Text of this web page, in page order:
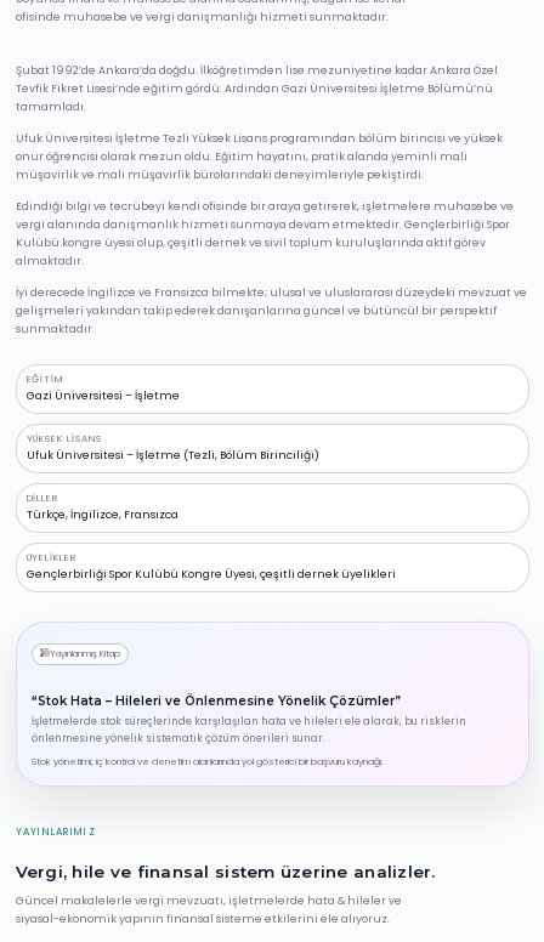
ofisinde muhasebe ve vergi danışmanlığı hizmeti sunmaktadır.
Şubat 1992’de Ankara’da doğdu. İlköğretimden lise mezuniyetine kadar Ankara Özel
Tevfik Fikret Lisesi’nde eğitim gördü. Ardından Gazi Üniversitesi İşletme Bölümü’nü
tamamladı.
Ufuk Üniversitesi İşletme Tezli Yüksek Lisans programından bölüm birincisi ve yüksek
onur öğrencisi olarak mezun oldu. Eğitim hayatını, pratik alanda yeminli mali
müşavirlik ve mali müşavirlik bürolarındaki deneyimleriyle pekiştirdi.
Edindiği bilgi ve tecrübeyi kendi ofisinde bir araya getirerek, işletmelere muhasebe ve
vergi alanında danışmanlık hizmeti sunmaya devam etmektedir. Gençlerbirliği Spor
Kulübü kongre üyesi olup, çeşitli dernek ve sivil toplum kuruluşlarında aktif görev
almaktadır.
İyi derecede İngilizce ve Fransızca bilmekte; ulusal ve uluslararası düzeydeki mevzuat ve
gelişmeleri yakından takip ederek danışanlarına güncel ve bütüncül bir perspektif
sunmaktadır.
EĞITIM
Gazi Üniversitesi – İşletme
YÜKSEK LISANS
Ufuk Üniversitesi – İşletme (Tezli, Bölüm Birinciliği)
DILLER
Türkçe, İngilizce, Fransızca
ÜYELIKLER
Gençlerbirliği Spor Kulübü Kongre Üyesi, çeşitli dernek üyelikleri
Yayınlanmış Kitap
“Stok Hata – Hileleri ve Önlenmesine Yönelik Çözümler”
İşletmelerde stok süreçlerinde karşılaşılan hata ve hileleri ele alarak, bu risklerin
önlenmesine yönelik sistematik çözüm önerileri sunar.
Stok yönetimi, iç kontrol ve denetim alanlarında yol gösterici bir başvuru kaynağı.
YAYINLARIMIZ
Vergi, hile ve finansal sistem üzerine analizler.
Güncel makalelerle vergi mevzuatı, işletmelerde hata & hileler ve
siyasal-ekonomik yapının finansal sisteme etkilerini ele alıyoruz.